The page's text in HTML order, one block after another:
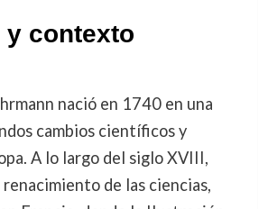
y contexto
nació en 1740 en una
cambios científicos y
A lo largo del siglo XVIII,
de las ciencias,